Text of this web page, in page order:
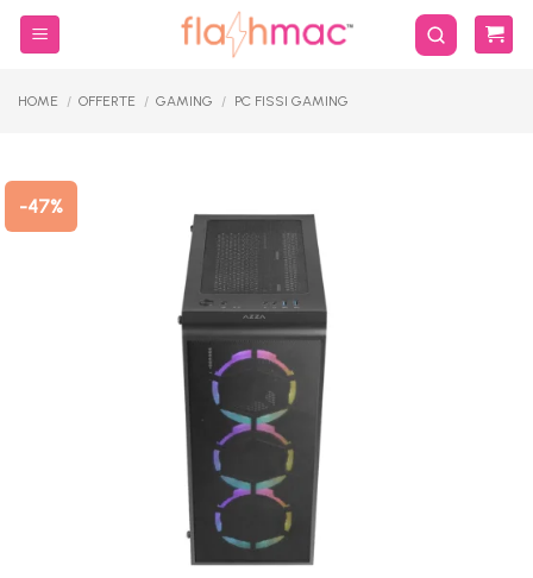
Salta
HOME / OFFERTE / GAMING / PC FISSI GAMING
-47%